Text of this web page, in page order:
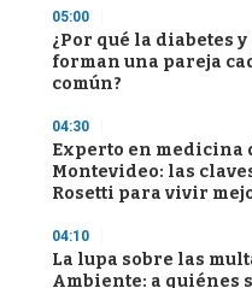
05:00
¿Por qué la diabetes
forman una pareja
común?
04:30
Experto en medicina
Montevideo: las
Rosetti para vivir
04:10
La lupa sobre las
Ambiente: a quiénes